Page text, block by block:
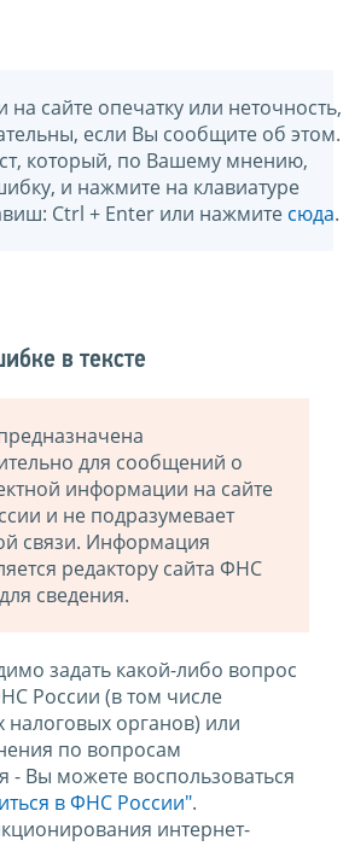
на сайте опечатку или неточность,
если Вы сообщите об этом.
который, по Вашему мнению,
и нажмите на клавиатуре
Ctrl + Enter или нажмите сюда.
в тексте
для сообщений о
информации на сайте
и не подразумевает
связи. Информация
редактору сайта ФНС
сведения.
задать какой-либо вопрос
России (в том числе
налоговых органов) или
по вопросам
- Вы можете воспользоваться
в ФНС России".
интернет-